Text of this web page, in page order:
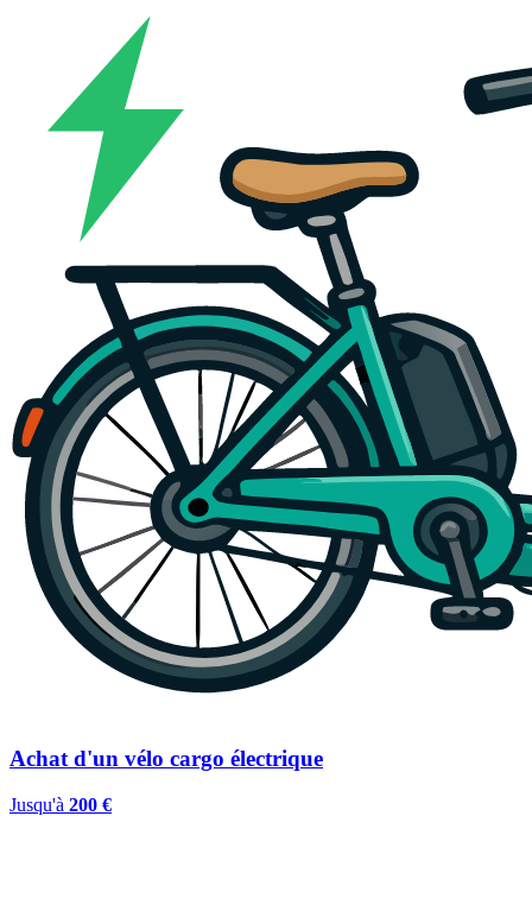
Achat d'un vélo cargo électrique
Jusqu'à 200 €